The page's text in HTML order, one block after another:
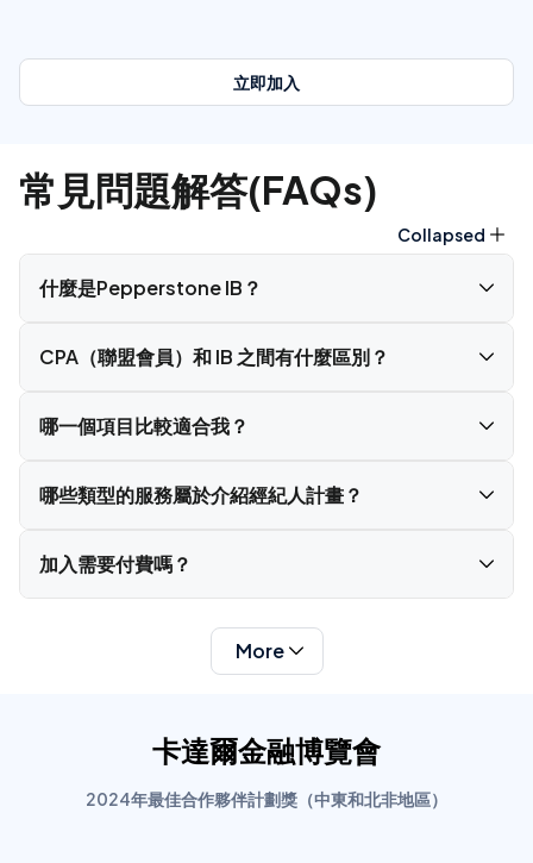
立即加入
常見問題解答(FAQs)
Collapsed
什麼是Pepperstone IB？
CPA（聯盟會員）和 IB 之間有什麼區別？
哪一個項目比較適合我？
哪些類型的服務屬於介紹經紀人計畫？
加入需要付費嗎？
More
卡達爾金融博覽會
2024年最佳合作夥伴計劃獎（中東和北非地區）